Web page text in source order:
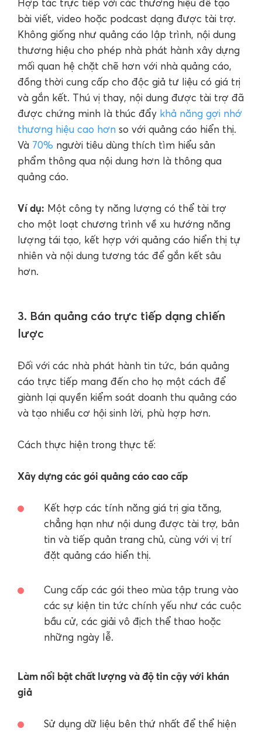
Hợp tác trực tiếp với các thương hiệu để tạo
bài viết, video hoặc podcast dạng được tài trợ.
Không giống như quảng cáo lập trình, nội dung
thương hiệu cho phép nhà phát hành xây dựng
mối quan hệ chặt chẽ hơn với nhà quảng cáo,
đồng thời cung cấp cho độc giả tư liệu có giá trị
và gắn kết. Thú vị thay, nội dung được tài trợ đã
được chứng minh là thúc đẩy khả năng gợi nhớ
thương hiệu cao hơn so với quảng cáo hiển thị.
Và 70% người tiêu dùng thích tìm hiểu sản
phẩm thông qua nội dung hơn là thông qua
quảng cáo.
Ví dụ: Một công ty năng lượng có thể tài trợ
cho một loạt chương trình về xu hướng năng
lượng tái tạo, kết hợp với quảng cáo hiển thị tự
nhiên và nội dung tương tác để gắn kết sâu
hơn.
3. Bán quảng cáo trực tiếp dạng chiến
lược
Đối với các nhà phát hành tin tức, bán quảng
cáo trực tiếp mang đến cho họ một cách để
giành lại quyền kiểm soát doanh thu quảng cáo
và tạo nhiều cơ hội sinh lời, phù hợp hơn.
Cách thực hiện trong thực tế:
Xây dựng các gói quảng cáo cao cấp
Kết hợp các tính năng giá trị gia tăng,
chẳng hạn như nội dung được tài trợ, bản
tin và tiếp quản trang chủ, cùng với vị trí
đặt quảng cáo hiển thị.
Cung cấp các gói theo mùa tập trung vào
các sự kiện tin tức chính yếu như các cuộc
bầu cử, các giải vô địch thể thao hoặc
những ngày lễ.
Làm nổi bật chất lượng và độ tin cậy với khán
giả
Sử dụng dữ liệu bên thứ nhất để thể hiện